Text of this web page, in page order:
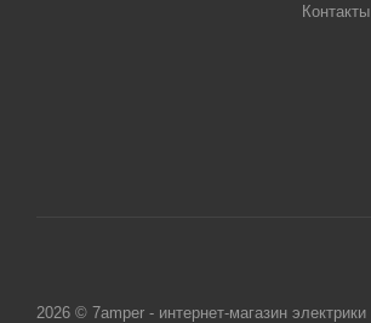
Контакты
2026 © 7amper - интернет-магазин электрики